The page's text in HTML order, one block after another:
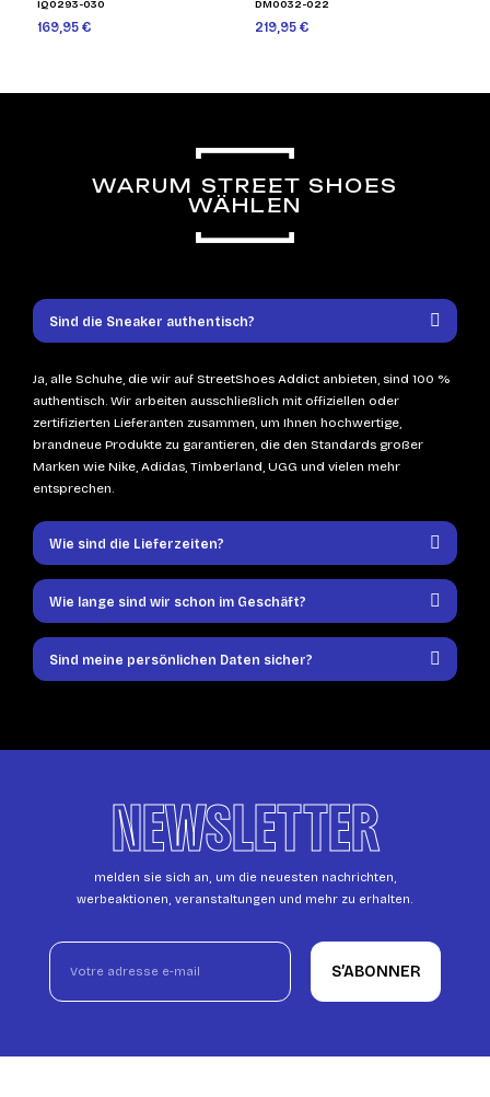
IQ0293-030
169,95 €
DM0032-022
219,95 €
WARUM STREET SHOES
WÄHLEN
Sind die Sneaker authentisch?
Ja, alle Schuhe, die wir auf StreetShoes Addict anbieten, sind 100 %
authentisch. Wir arbeiten ausschließlich mit offiziellen oder
zertifizierten Lieferanten zusammen, um Ihnen hochwertige,
brandneue Produkte zu garantieren, die den Standards großer
Marken wie Nike, Adidas, Timberland, UGG und vielen mehr
entsprechen.
Wie sind die Lieferzeiten?
Wie lange sind wir schon im Geschäft?
Sind meine persönlichen Daten sicher?
NEWSLETTER
melden sie sich an, um die neuesten nachrichten,
werbeaktionen, veranstaltungen und mehr zu erhalten.
S’ABONNER